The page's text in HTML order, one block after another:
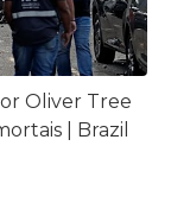
Oliver Tree
| Brazil